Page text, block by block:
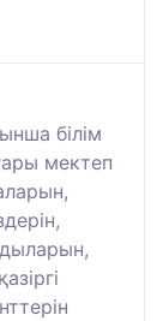
білім
мектеп